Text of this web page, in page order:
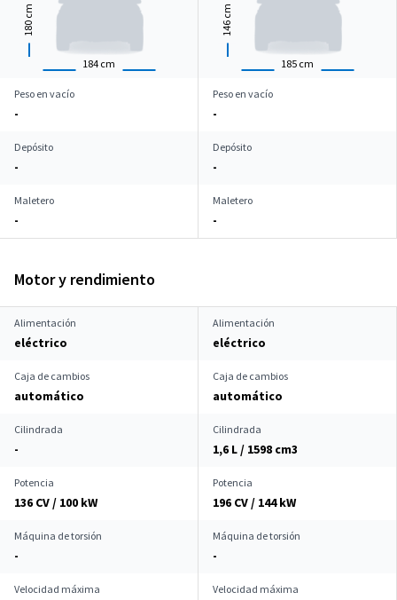
184 cm
180
cm
185 cm
146
cm
Peso en vacío
-
Peso en vacío
-
Depósito
-
Depósito
-
Maletero
-
Maletero
-
Motor y rendimiento
Alimentación
eléctrico
Alimentación
eléctrico
Caja de cambios
automático
Caja de cambios
automático
Cilindrada
-
Cilindrada
1,6 L / 1598 cm3
Potencia
136 CV / 100 kW
Potencia
196 CV / 144 kW
Máquina de torsión
-
Máquina de torsión
-
Velocidad máxima Velocidad máxima